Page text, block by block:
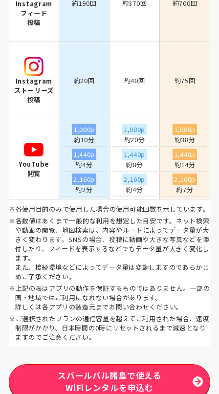
Instagram
フィード
投稿
約190回 約370回 約700回
Instagram
ストーリーズ
投稿
約20回 約40回 約75回
YouTube
閲覧
1,080p
約10分
1,440p
約4分
2,160p
約2分
1,080p
約20分
1,440p
約8分
2,160p
約4分
1,080p
約38分
1,440p
約14分
2,160p
約7分
※各使用目的のみで使用した場合の使用可能回数を示しています。
※各数値はあくまで一般的な利用を想定した目安です。ネット検索
や動画の閲覧、地図検索は、内容やルートによってデータ量が大
きく変わります。SNSの場合、投稿に動画や大きな写真などを添
付したり、フィードを表示するなどでもデータ量が大きく変化し
ます。
また、接続環境などによってデータ量は変動しますのであらかじ
めご了承ください。
※上記の表はアプリの動作を保証するものではありません。一部の
国・地域ではご利用になれない場合があります。
詳しくは各アプリの製造元までお問い合わせください。
※ご選択されたプランの通信容量を超えてご利用された場合、速度
制限がかかり、日本時間の0時にリセットされるまで減速となり
ますのでご注意ください。
スバールバル諸島で使える
WiFiレンタルを申込む